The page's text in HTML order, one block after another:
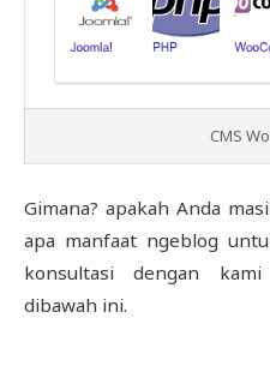
CMS
Gimana? apakah Anda
apa manfaat ngeblog
konsultasi dengan
dibawah ini.